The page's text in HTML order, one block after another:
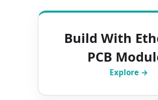
Build With
PCB
Explore →